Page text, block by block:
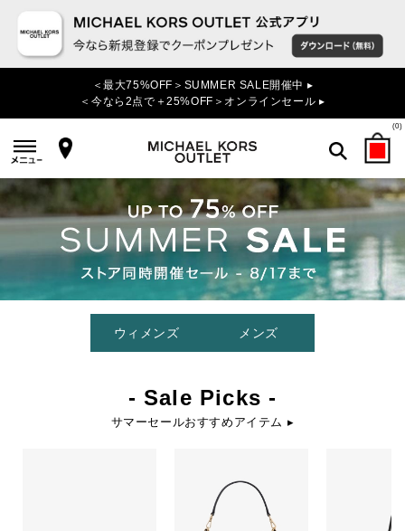
＜最大75%OFF＞SUMMER SALE開催中 ▸
＜今なら2点で＋25%OFF＞オンラインセール ▸
(0)
検索
ウィメンズ メンズ
- Sale Picks -
サマーセールおすすめアイテム ▸